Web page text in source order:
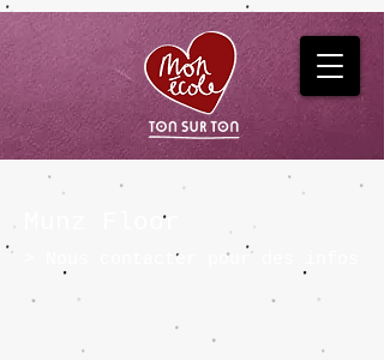
Munz Floor
> Nous contacter pour des infos